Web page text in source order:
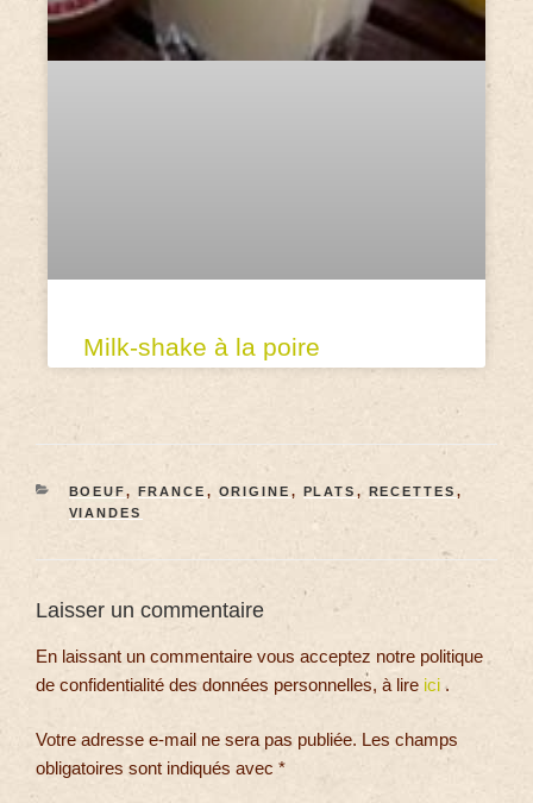
Milk-shake à la poire
BOEUF, FRANCE , ORIGINE , PLATS , RECETTES ,
VIANDES
Laisser un commentaire
En laissant un commentaire vous acceptez notre politique
de confidentialité des données personnelles, à lire ici .
Votre adresse e-mail ne sera pas publiée. Les champs
obligatoires sont indiqués avec *